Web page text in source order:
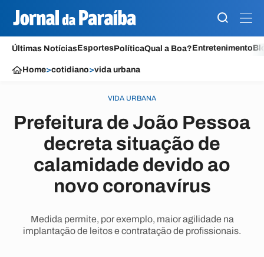
Últimas NotíciasEsportesPolíticaQual a Boa?Entretenimento
Home>cotidiano>vida urbana
VIDA URBANA
Prefeitura de João Pessoa
decreta situação de
calamidade devido ao
novo coronavírus
Medida permite, por exemplo, maior agilidade na
implantação de leitos e contratação de profissionais.